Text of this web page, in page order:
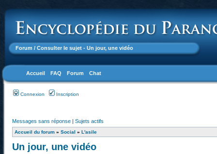
Forum / Consulter le sujet - Un jour, une vidéo
Accueil FAQ Forum Chat
Connexion Inscription
Messages sans réponse | Sujets actifs
Accueil du forum » Social » L'asile
Un jour, une vidéo